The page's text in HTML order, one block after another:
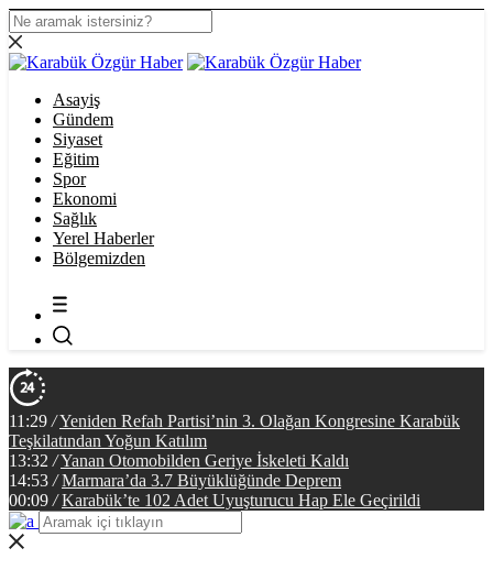
Asayiş
Gündem
Siyaset
Eğitim
Spor
Ekonomi
Sağlık
Yerel Haberler
Bölgemizden
11:29 /Yeniden Refah Partisi’nin 3. Olağan Kongresine Karabük
Teşkilatından Yoğun Katılım
13:32 /Yanan Otomobilden Geriye İskeleti Kaldı
14:53 / Marmara’da 3.7 Büyüklüğünde Deprem
00:09 / Karabük’te 102 Adet Uyuşturucu Hap Ele Geçirildi